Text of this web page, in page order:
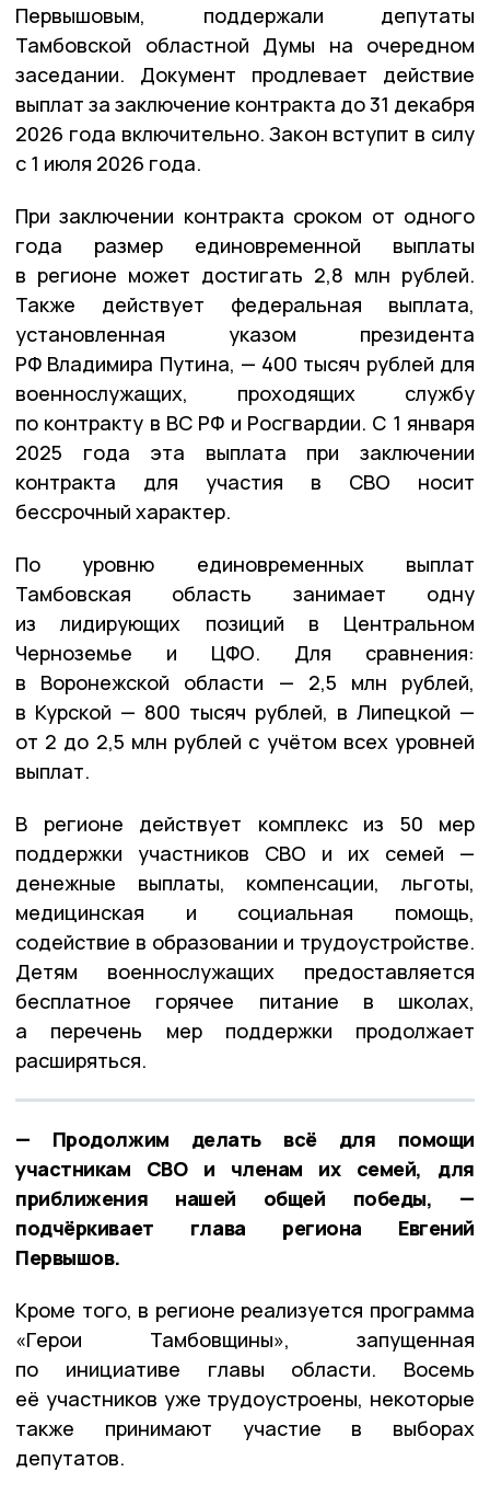
Первышовым, поддержали депутаты
Тамбовской областной Думы на очередном
заседании. Документ продлевает действие
выплат за заключение контракта до 31 декабря
2026 года включительно. Закон вступит в силу
с 1 июля 2026 года.
При заключении контракта сроком от одного
года размер единовременной выплаты
в регионе может достигать 2,8 млн рублей.
Также действует федеральная выплата,
установленная указом президента
РФ Владимира Путина, — 400 тысяч рублей для
военнослужащих, проходящих службу
по контракту в ВС РФ и Росгвардии. С 1 января
2025 года эта выплата при заключении
контракта для участия в СВО носит
бессрочный характер.
По уровню единовременных выплат
Тамбовская область занимает одну
из лидирующих позиций в Центральном
Черноземье и ЦФО. Для сравнения:
в Воронежской области — 2,5 млн рублей,
в Курской — 800 тысяч рублей, в Липецкой —
от 2 до 2,5 млн рублей с учётом всех уровней
выплат.
В регионе действует комплекс из 50 мер
поддержки участников СВО и их семей —
денежные выплаты, компенсации, льготы,
медицинская и социальная помощь,
содействие в образовании и трудоустройстве.
Детям военнослужащих предоставляется
бесплатное горячее питание в школах,
а перечень мер поддержки продолжает
расширяться.
— Продолжим делать всё для помощи
участникам СВО и членам их семей, для
приближения нашей общей победы, —
подчёркивает глава региона Евгений
Первышов.
Кроме того, в регионе реализуется программа
«Герои Тамбовщины», запущенная
по инициативе главы области. Восемь
её участников уже трудоустроены, некоторые
также принимают участие в выборах
депутатов.